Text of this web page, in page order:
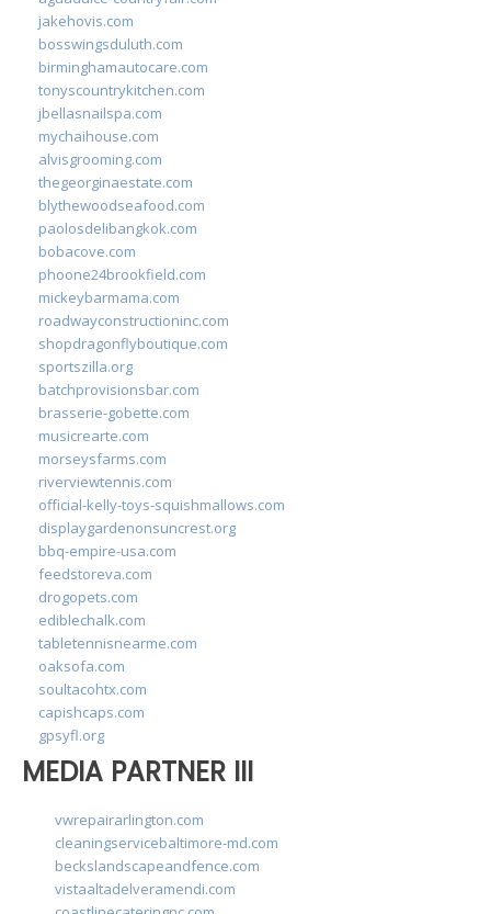
jakehovis.com
bosswingsduluth.com
birminghamautocare.com
tonyscountrykitchen.com
jbellasnailspa.com
mychaihouse.com
alvisgrooming.com
thegeorginaestate.com
blythewoodseafood.com
paolosdelibangkok.com
bobacove.com
phoone24brookfield.com
mickeybarmama.com
roadwayconstructioninc.com
shopdragonflyboutique.com
sportszilla.org
batchprovisionsbar.com
brasserie-gobette.com
musicrearte.com
morseysfarms.com
riverviewtennis.com
official-kelly-toys-squishmallows.com
displaygardenonsuncrest.org
bbq-empire-usa.com
feedstoreva.com
drogopets.com
ediblechalk.com
tabletennisnearme.com
oaksofa.com
soultacohtx.com
capishcaps.com
gpsyfl.org
MEDIA PARTNER III
vwrepairarlington.com
cleaningservicebaltimore-md.com
beckslandscapeandfence.com
vistaaltadelveramendi.com